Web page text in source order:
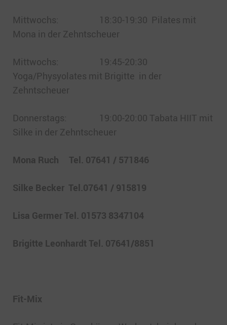
Mittwochs: 18:30-19:30 Pilates mit
Mona in der Zehntscheuer
Mittwochs: 19:45-20:30
Yoga/Physyolates mit Brigitte in der
Zehntscheuer
Donnerstags: 19:00-20:00 Tabata HIIT mit
Silke in der Zehntscheuer
Mona Ruch Tel. 07641 / 571846
Silke Becker Tel.07641 / 915819
Lisa Germer Tel. 01573 8347104
Brigitte Leonhardt Tel. 07641/8851
Fit-Mix